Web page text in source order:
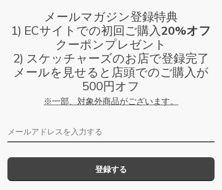
メールマガジン登録特典
1) ECサイトでの初回ご購入20%オフ
クーポンプレゼント
2) スケッチャーズのお店で登録完了
メールを見せると店頭でのご購入が
500円オフ
※一部、対象外商品がございます。
メールアドレス
登録する